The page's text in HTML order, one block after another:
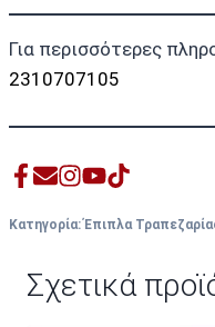
Για περισσότερες
2310707105
Κατηγορία:Έπιπλα
Σχετικά